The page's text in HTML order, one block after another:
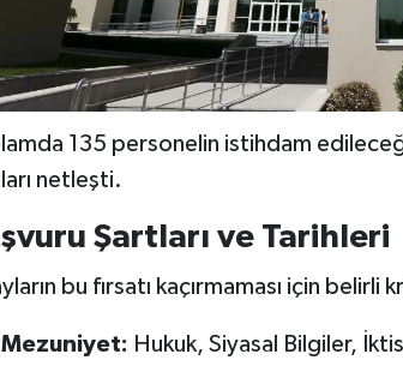
135 personelin istihdam
netleşti.
Şartları ve Tarihleri
bu fırsatı kaçırmaması için
Mezuniyet: Hukuk, Siyasal Bilgiler,